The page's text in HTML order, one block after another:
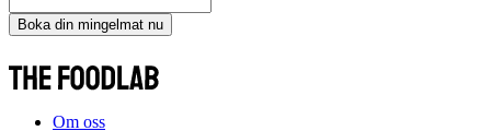
Boka din mingelmat nu
Om oss